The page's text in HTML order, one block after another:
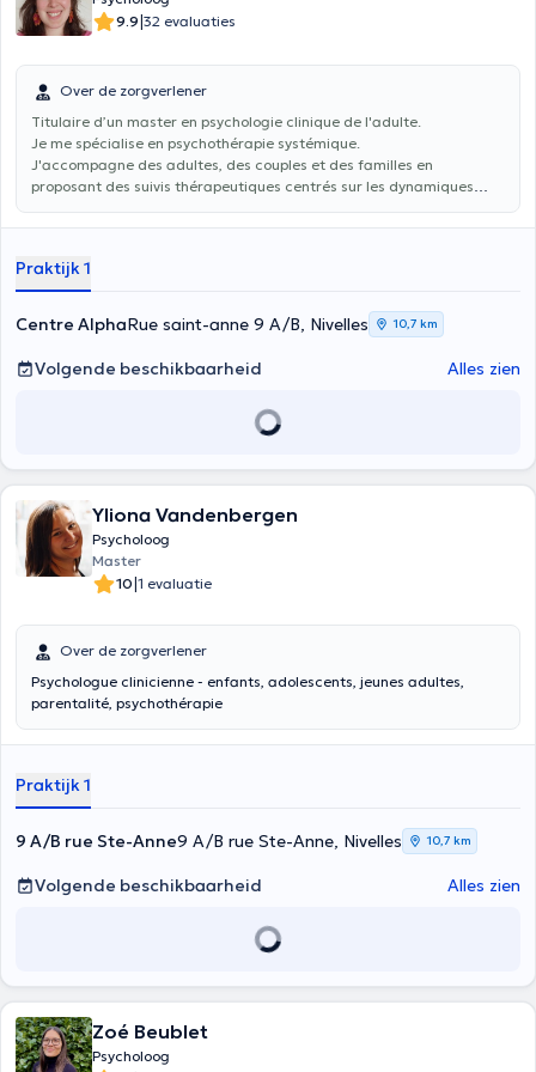
9.9|32 evaluaties
Over de zorgverlener
Titulaire d’un master en psychologie clinique de l'adulte.
Je me spécialise en psychothérapie systémique.
J'accompagne des adultes, des couples et des familles en
proposant des suivis thérapeutiques centrés sur les dynamiques
Praktijk 1
Centre AlphaRue saint-anne 9 A/B, Nivelles 10,7 km
Volgende beschikbaarheid Alles zien
Yliona Vandenbergen
Psycholoog
Master
10|1 evaluatie
Over de zorgverlener
Psychologue clinicienne - enfants, adolescents, jeunes adultes,
parentalité, psychothérapie
Praktijk 1
9 A/B rue Ste-Anne9 A/B rue Ste-Anne, Nivelles 10,7 km
Volgende beschikbaarheid Alles zien
Zoé Beublet
Psycholoog